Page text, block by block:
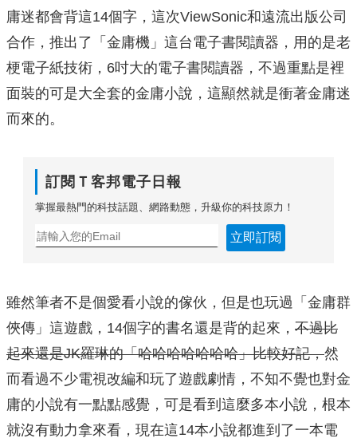
庸迷都會背這14個字，這次ViewSonic和遠流出版公司
合作，推出了「金庸機」這台電子書閱讀器，用的是老
梗電子紙技術，6吋大的電子書閱讀器，不過重點是裡
面裝的可是大全套的金庸小說，這顯然就是衝著金庸迷
而來的。
訂閱Ｔ客邦電子日報
掌握最熱門的科技話題、網路動態，升級你的科技原力！
立即訂閱
雖然筆者不是個愛看小說的傢伙，但是也玩過「金庸群
俠傳」這遊戲，14個字的書名還是背的起來， 不過比
起來還是JK羅琳的「哈哈哈哈哈哈哈」比較好記，然
而看過不少電視改編和玩了遊戲劇情，不知不覺也對金
庸的小說有一點點感覺，可是看到這麼多本小說，根本
就沒有動力拿來看，現在這14本小說都進到了一本電